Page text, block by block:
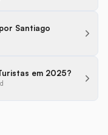
Santiago
em 2025?